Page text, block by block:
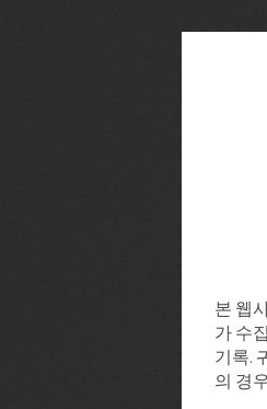
본 웹
가 수
기록.
의 경